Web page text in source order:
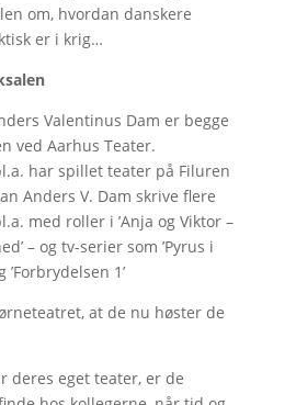
om, hvordan danskere
er i krig…
Valentinus Dam er begge
ved Aarhus Teater.
har spillet teater på Filuren
Anders V. Dam skrive flere
med roller i ’Anja og Viktor –
– og tv-serier som ’Pyrus i
1’
at de nu høster de
deres eget teater, er de